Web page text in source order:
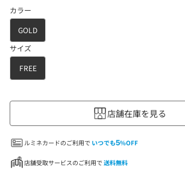
カラー
GOLD
サイズ
FREE
店舗在庫を見る
ルミネカードのご利用で いつでも5%OFF
店舗受取サービスのご利用で 送料無料